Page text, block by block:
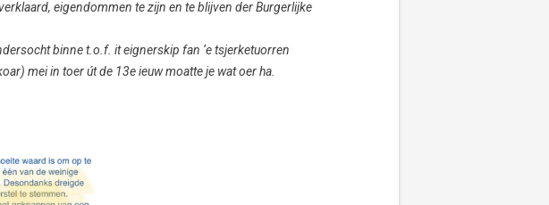
eigendommen te zijn en te blijven der Burgerlijke
binne t.o.f. it eignerskip fan ‘e tsjerketuorren
mei in toer út de 13e ieuw moatte je wat oer ha.